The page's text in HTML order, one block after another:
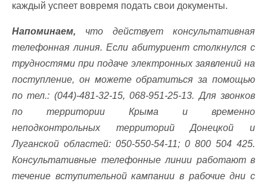
каждый успеет вовремя подать свои документы.
Напоминаем, что действует консультативная
телефонная линия. Если абитуриент столкнулся с
трудностями при подаче электронных заявлений на
поступление, он можете обратиться за помощью
по тел.: (044)-481-32-15, 068-951-25-13. Для звонков
по территории Крыма и временно
неподконтрольных территорий Донецкой и
Луганской областей: 050-550-54-11; 0 800 504 425.
Консультативные телефонные линии работают в
течение вступительной кампании в рабочие дни с